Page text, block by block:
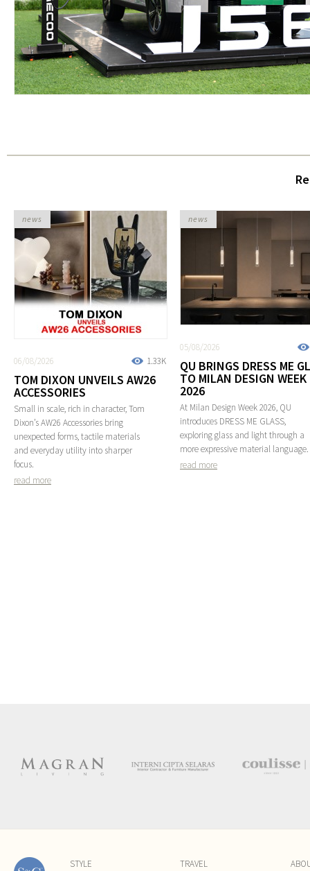
1.33K
06/08/2026
TOM DIXON UNVEILS AW26
ACCESSORIES
Small in scale, rich in character, Tom
Dixon’s AW26 Accessories bring
unexpected forms, tactile materials
and everyday utility into sharper
focus.
read more
news
05/08/2026
QU BRINGS DRESS ME
TO MILAN DESIGN WEEK
2026
At Milan Design Week 2026, QU
introduces DRESS ME GLASS,
exploring glass and light through a
more expressive material language.
read more
news
STYLE
TRAVEL